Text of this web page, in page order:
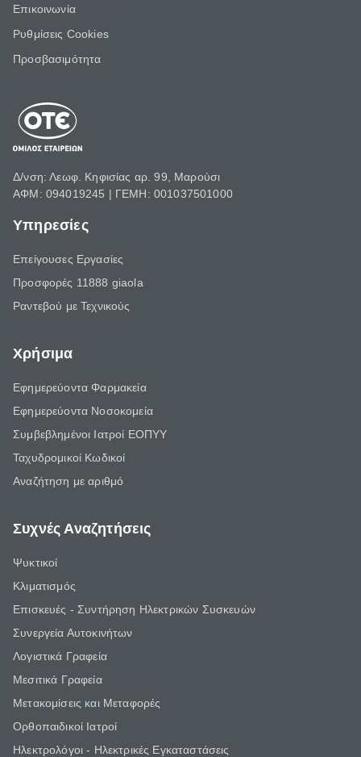
Επικοινωνία
Ρυθμίσεις Cookies
Προσβασιμότητα
Δ/νση: Λεωφ. Κηφισίας αρ. 99, Μαρούσι
ΑΦΜ: 094019245 | ΓΕΜΗ: 001037501000
Υπηρεσίες
Επείγουσες Εργασίες
Προσφορές 11888 giaola
Ραντεβού με Τεχνικούς
Χρήσιμα
Εφημερεύοντα Φαρμακεία
Εφημερεύοντα Νοσοκομεία
Συμβεβλημένοι Ιατροί ΕΟΠΥΥ
Ταχυδρομικοί Κωδικοί
Αναζήτηση με αριθμό
Συχνές Αναζητήσεις
Ψυκτικοί
Κλιματισμός
Επισκευές - Συντήρηση Ηλεκτρικών Συσκευών
Συνεργεία Αυτοκινήτων
Λογιστικά Γραφεία
Μεσιτικά Γραφεία
Μετακομίσεις και Μεταφορές
Ορθοπαιδικοί Ιατροί
Ηλεκτρολόγοι - Ηλεκτρικές Εγκαταστάσεις